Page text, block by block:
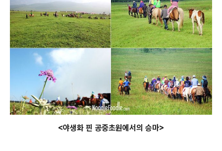
<야생화 핀 공중초원에서의 승마>